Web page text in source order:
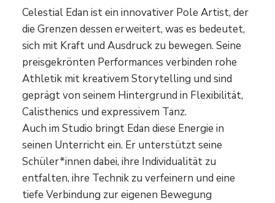
Celestial Edan ist ein innovativer Pole Artist, der
die Grenzen dessen erweitert, was es bedeutet,
sich mit Kraft und Ausdruck zu bewegen. Seine
preisgekrönten Performances verbinden rohe
Athletik mit kreativem Storytelling und sind
geprägt von seinem Hintergrund in Flexibilität,
Calisthenics und expressivem Tanz.
Auch im Studio bringt Edan diese Energie in
seinen Unterricht ein. Er unterstützt seine
Schüler*innen dabei, ihre Individualität zu
entfalten, ihre Technik zu verfeinern und eine
tiefe Verbindung zur eigenen Bewegung